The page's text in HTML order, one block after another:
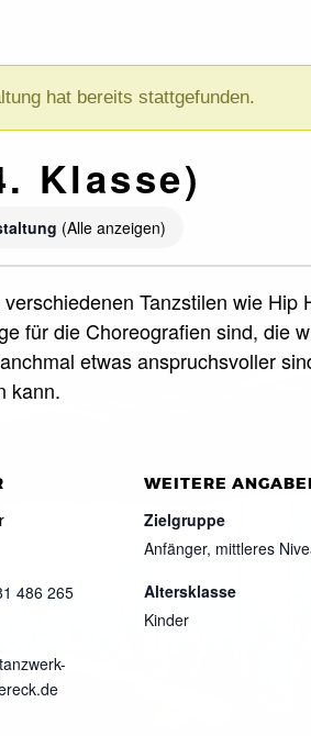
hat bereits stattgefunden.
Klasse)
(Alle anzeigen)
Tanzstilen wie
für die Choreografien sind, die
etwas anspruchsvoller
kann.
486 265
WEITERE
Zielgruppe
Anfänger, mittleres
Altersklasse
Kinder